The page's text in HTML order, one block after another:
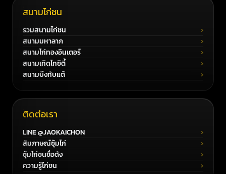
สนามไก่ชน
รวมสนามไก่ชน
สนามมหาลาภ
สนามไก่ทองอินเตอร์
สนามเทิดไทซิตี้
สนามบึงทับแต้
ติดต่อเรา
LINE @JAOKAICHON
สัมภาษณ์ซุ้มไก่
ซุ้มไก่ชนชื่อดัง
ความรู้ไก่ชน